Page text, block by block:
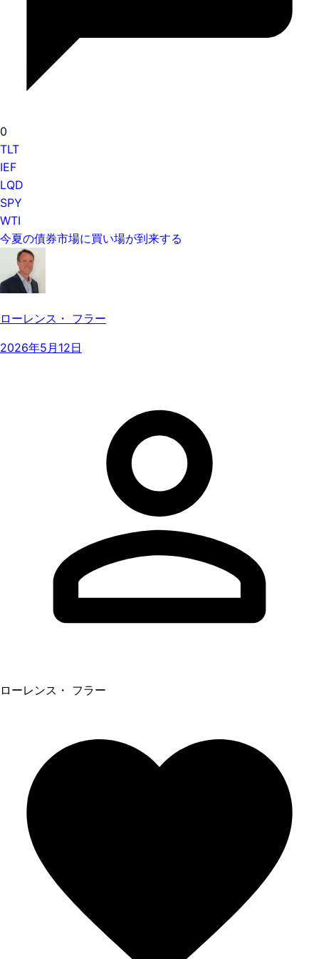
0
TLT
IEF
LQD
SPY
WTI
今夏の債券市場に買い場が到来する
ローレンス・ フラー
2026年5月12日
ローレンス・ フラー